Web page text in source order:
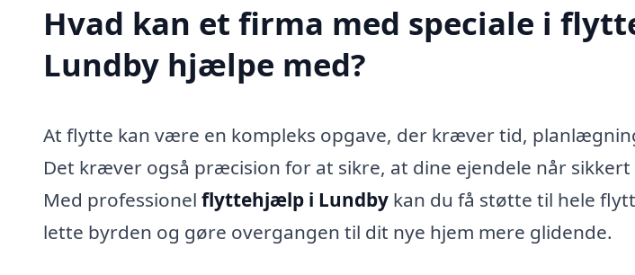
Hvad kan et firma med speciale i
Lundby hjælpe med?
At flytte kan være en kompleks opgave, der kræver tid,
Det kræver også præcision for at sikre, at dine ejendele når
Med professionel flyttehjælp i Lundby kan du få støtte til hele
lette byrden og gøre overgangen til dit nye hjem mere glidende.